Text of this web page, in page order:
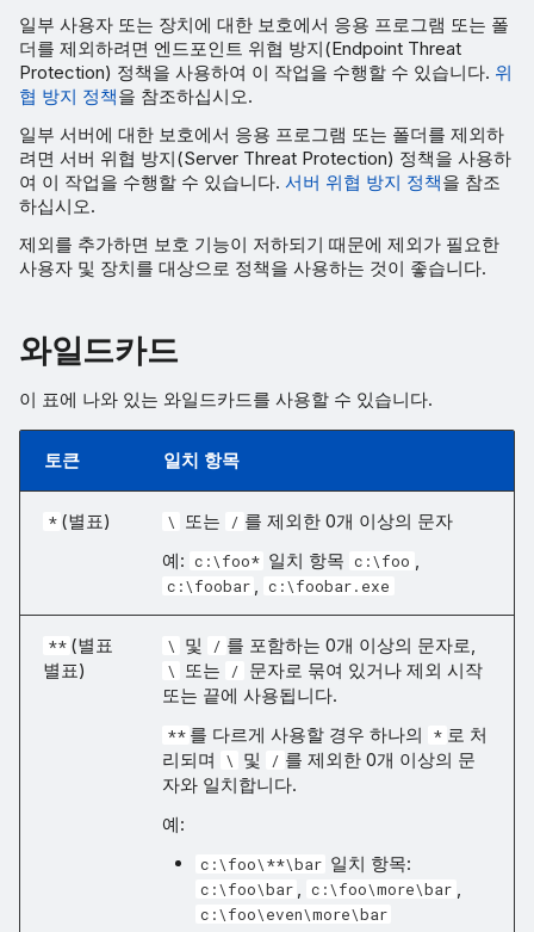
일부 사용자 또는 장치에 대한 보호에서 응용 프로그램 또는 폴
더를 제외하려면 엔드포인트 위협 방지(Endpoint Threat
Protection) 정책을 사용하여 이 작업을 수행할 수 있습니다. 위
협 방지 정책을 참조하십시오.
일부 서버에 대한 보호에서 응용 프로그램 또는 폴더를 제외하
려면 서버 위협 방지(Server Threat Protection) 정책을 사용하
여 이 작업을 수행할 수 있습니다. 서버 위협 방지 정책을 참조
하십시오.
제외를 추가하면 보호 기능이 저하되기 때문에 제외가 필요한
사용자 및 장치를 대상으로 정책을 사용하는 것이 좋습니다.
와일드카드
이 표에 나와 있는 와일드카드를 사용할 수 있습니다.
토큰 일치 항목
* (별표) \ 또는 / 를 제외한 0개 이상의 문자
예: c:\foo* 일치 항목 c:\foo ,
c:\foobar , c:\foobar.exe
** (별표
별표)
\ 및 / 를 포함하는 0개 이상의 문자로,
\ 또는 /
문자로 묶여 있거나 제외 시작
또는 끝에 사용됩니다.
** 를 다르게 사용할 경우 하나의 * 로 처
리되며
\ 및 / 를 제외한 0개 이상의 문
자와 일치합니다.
예:
c:\foo\**\bar 일치 항목:
c:\foo\bar , c:\foo\more\bar ,
c:\foo\even\more\bar